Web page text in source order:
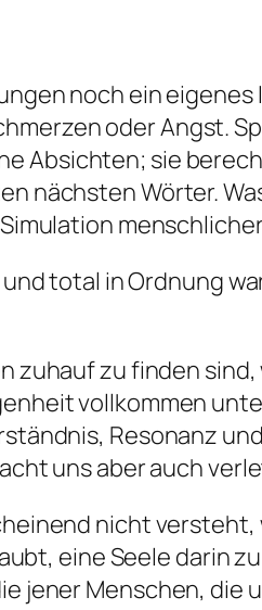
noch ein
oder Angst.
Absichten; sie
nächsten Wörter.
total in Ordnung
zu finden
vollkommen
Resonanz
uns aber auch
nicht
eine Seele darin
jener Menschen, die